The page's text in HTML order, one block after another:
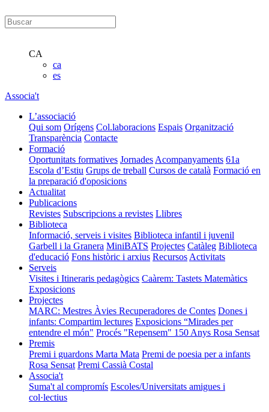
CA
ca
es
Associa't
L’associació
Qui som Orígens Col.laboracions Espais Organització
Transparència Contacte
Formació
Oportunitats formatives Jornades Acompanyaments 61a
Escola d’Estiu Grups de treball Cursos de català Formació en
la preparació d'oposicions
Actualitat
Publicacions
Revistes Subscripcions a revistes Llibres
Biblioteca
Informació, serveis i visites Biblioteca infantil i juvenil
Garbell i la Granera MiniBATS Projectes Catàleg Biblioteca
d'educació Fons històric i arxius Recursos Activitats
Serveis
Visites i Itineraris pedagògics Caàrem: Tastets Matemàtics
Exposicions
Projectes
MARC: Mestres Àvies Recuperadores de Contes Dones i
infants: Compartim lectures Exposicions “Mirades per
entendre el món" Procés "Repensem" 150 Anys Rosa Sensat
Premis
Premi i guardons Marta Mata Premi de poesia per a infants
Rosa Sensat Premi Cassià Costal
Associa't
Suma't al compromís Escoles/Universitats amigues i
col·lectius